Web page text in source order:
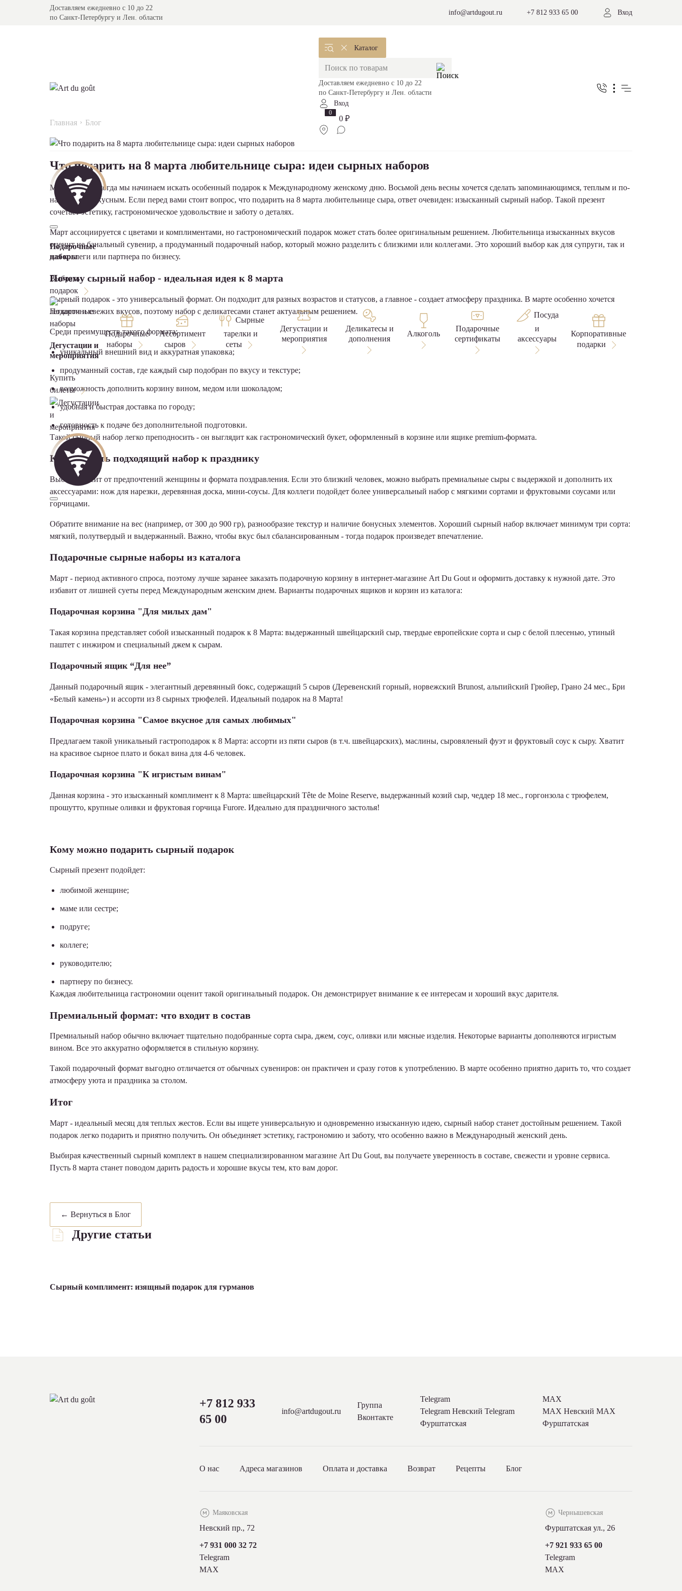
Доставляем ежедневно с 10 до 22
по Санкт-Петербургу и Лен. области
info@artdugout.ru +7 812 933 65 00 Вход
Каталог
Доставляем ежедневно с 10 до 22
по Санкт-Петербургу и Лен. области
Вход
0
0 ₽
Подарочные
наборы
Выбрать
подарок
Дегустации и
мероприятия
Купить
билеты
Подарочные
наборы
Ассортимент
сыров
Сырные
тарелки и
сеты
Дегустации и
мероприятия
Деликатесы и
дополнения
Алкоголь
Подарочные
сертификаты
Посуда
и
аксессуары
Корпоративные
подарки
Главная Блог
Что подарить на 8 марта любительнице сыра: идеи сырных наборов
Март - время, когда мы начинаем искать особенный подарок к Международному женскому дню. Восьмой день весны хочется сделать запоминающимся, теплым и по-
настоящему вкусным. Если перед вами стоит вопрос, что подарить на 8 марта любительнице сыра, ответ очевиден: изысканный сырный набор. Такой презент
сочетает эстетику, гастрономическое удовольствие и заботу о деталях.
Март ассоциируется с цветами и комплиментами, но гастрономический подарок может стать более оригинальным решением. Любительница изысканных вкусов
оценит не банальный сувенир, а продуманный подарочный набор, который можно разделить с близкими или коллегами. Это хороший выбор как для супруги, так и
для коллеги или партнера по бизнесу.
Почему сырный набор - идеальная идея к 8 марта
Сырный подарок - это универсальный формат. Он подходит для разных возрастов и статусов, а главное - создает атмосферу праздника. В марте особенно хочется
легкости и свежих вкусов, поэтому набор с деликатесами станет актуальным решением.
Среди преимуществ такого формата:
уникальный внешний вид и аккуратная упаковка;
продуманный состав, где каждый сыр подобран по вкусу и текстуре;
возможность дополнить корзину вином, медом или шоколадом;
удобная и быстрая доставка по городу;
готовность к подаче без дополнительной подготовки.
Такой сырный набор легко преподносить - он выглядит как гастрономический букет, оформленный в корзине или ящике premium-формата.
Как выбрать подходящий набор к празднику
Выбор зависит от предпочтений женщины и формата поздравления. Если это близкий человек, можно выбрать премиальные сыры с выдержкой и дополнить их
аксессуарами: нож для нарезки, деревянная доска, мини-соусы. Для коллеги подойдет более универсальный набор с мягкими сортами и фруктовыми соусами или
горчицами.
Обратите внимание на вес (например, от 300 до 900 гр), разнообразие текстур и наличие бонусных элементов. Хороший сырный набор включает минимум три сорта:
мягкий, полутвердый и выдержанный. Важно, чтобы вкус был сбалансированным - тогда подарок произведет впечатление.
Подарочные сырные наборы из каталога
Март - период активного спроса, поэтому лучше заранее заказать подарочную корзину в интернет-магазине Art Du Gout и оформить доставку к нужной дате. Это
избавит от лишней суеты перед Международным женским днем. Варианты подарочных ящиков и корзин из каталога:
Подарочная корзина "Для милых дам"
Такая корзина представляет собой изысканный подарок к 8 Марта: выдержанный швейцарский сыр, твердые европейские сорта и сыр с белой плесенью, утиный
паштет с инжиром и специальный джем к сырам.
Подарочный ящик “Для нее”
Данный подарочный ящик - элегантный деревянный бокс, содержащий 5 сыров (Деревенский горный, норвежский Brunost, альпийский Грюйер, Грано 24 мес., Бри
«Белый камень») и ассорти из 8 сырных трюфелей. Идеальный подарок на 8 Марта!
Подарочная корзина "Самое вкусное для самых любимых"
Предлагаем такой уникальный гастроподарок к 8 Марта: ассорти из пяти сыров (в т.ч. швейцарских), маслины, сыровяленый фуэт и фруктовый соус к сыру. Хватит
на красивое сырное плато и бокал вина для 4-6 человек.
Подарочная корзина "К игристым винам"
Данная корзина - это изысканный комплимент к 8 Марта: швейцарский Tête de Moine Reserve, выдержанный козий сыр, чеддер 18 мес., горгонзола с трюфелем,
прошутто, крупные оливки и фруктовая горчица Furore. Идеально для праздничного застолья!
Кому можно подарить сырный подарок
Сырный презент подойдет:
любимой женщине;
маме или сестре;
подруге;
коллеге;
руководителю;
партнеру по бизнесу.
Каждая любительница гастрономии оценит такой оригинальный подарок. Он демонстрирует внимание к ее интересам и хороший вкус дарителя.
Премиальный формат: что входит в состав
Премиальный набор обычно включает тщательно подобранные сорта сыра, джем, соус, оливки или мясные изделия. Некоторые варианты дополняются игристым
вином. Все это аккуратно оформляется в стильную корзину.
Такой подарочный формат выгодно отличается от обычных сувениров: он практичен и сразу готов к употреблению. В марте особенно приятно дарить то, что создает
атмосферу уюта и праздника за столом.
Итог
Март - идеальный месяц для теплых жестов. Если вы ищете универсальную и одновременно изысканную идею, сырный набор станет достойным решением. Такой
подарок легко подарить и приятно получить. Он объединяет эстетику, гастрономию и заботу, что особенно важно в Международный женский день.
Выбирая качественный сырный комплект в нашем специализированном магазине Art Du Gout, вы получаете уверенность в составе, свежести и уровне сервиса.
Пусть 8 марта станет поводом дарить радость и хорошие вкусы тем, кто вам дорог.
← Вернуться в Блог
Другие статьи
Сырный комплимент: изящный подарок для гурманов
+7 812 933
65 00
info@artdugout.ru
Группа
Вконтакте
Telegram
Telegram Невский Telegram
Фурштатская
MAX
MAX Невский MAX
Фурштатская
О нас Адреса магазинов Оплата и доставка Возврат Рецепты Блог
Маяковская
Невский пр., 72
+7 931 000 32 72
Telegram
MAX
Чернышевская
Фурштатская ул., 26
+7 921 933 65 00
Telegram
MAX